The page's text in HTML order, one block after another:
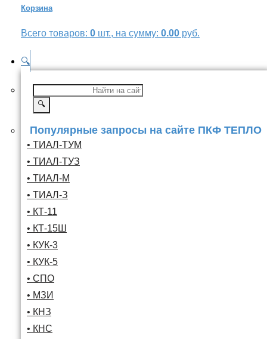
Корзина
Всего товаров: 0 шт., на сумму: 0.00 руб.
🔍
🔍
Популярные запросы на сайте ПКФ ТЕПЛО
• ТИАЛ-ТУМ
• ТИАЛ-ТУЗ
• ТИАЛ-М
• ТИАЛ-З
• КТ-11
• КТ-15Ш
• КУК-3
• КУК-5
• СПО
• МЗИ
• КНЗ
• КНС